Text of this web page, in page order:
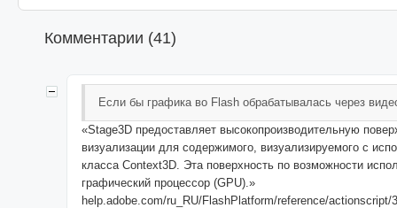
Комментарии (41)
Если бы графика во Flash обрабатывалась через
«Stage3D предоставляет высокопроизводительную
визуализации для содержимого, визуализируемого с
класса Context3D. Эта поверхность по возможности
графический процессор (GPU).»
help.adobe.com/ru_RU/FlashPlatform/reference/